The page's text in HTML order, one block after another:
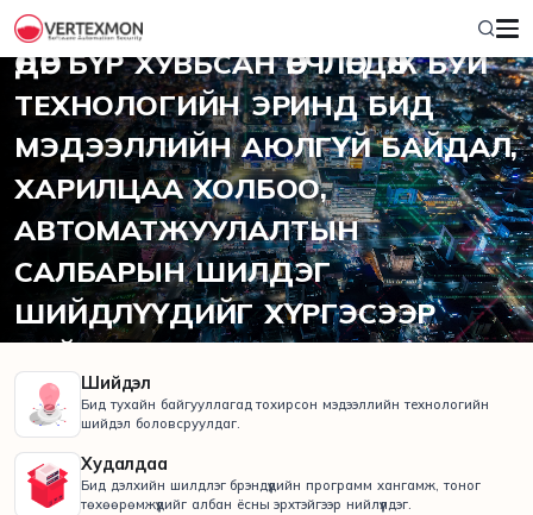
2012 ОНООС ХОЙШ
ӨДӨР БҮР ХУВЬСАН ӨӨРЧЛӨГДӨЖ БУЙ
ТЕХНОЛОГИЙН ЭРИНД БИД
МЭДЭЭЛЛИЙН АЮЛГҮЙ БАЙДАЛ,
ХАРИЛЦАА ХОЛБОО,
АВТОМАТЖУУЛАЛТЫН
САЛБАРЫН ШИЛДЭГ
ШИЙДЛҮҮДИЙГ ХҮРГЭСЭЭР
БАЙНА.
Шийдэл
Бид тухайн байгууллагад тохирсон мэдээллийн технологийн
шийдэл боловсруулдаг.
Худалдаа
Бид дэлхийн шилдлэг брэндүүдийн программ хангамж, тоног
төхөөрөмжүүдийг албан ёсны эрхтэйгээр нийлүүлдэг.